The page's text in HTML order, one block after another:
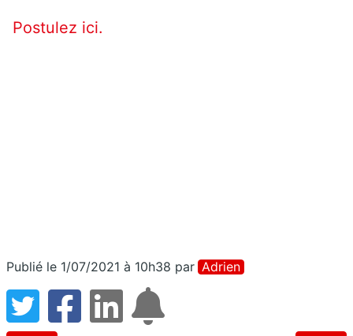
Postulez ici.
Publié le 1/07/2021 à 10h38 par Adrien